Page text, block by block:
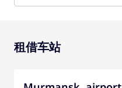
租借车站